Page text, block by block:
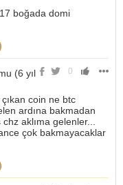
boğada domi
0
(6 yıl
coin ne btc
ardına bakmadan
aklıma gelenler...
çok bakmayacaklar